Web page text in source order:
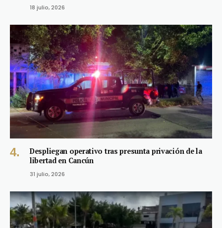
18 julio, 2026
Despliegan operativo tras presunta privación de la
libertad en Cancún
31 julio, 2026